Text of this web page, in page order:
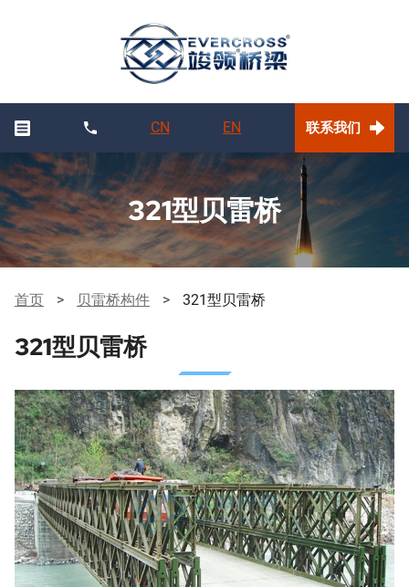
CN EN 联系我们
321型贝雷桥
首页 > 贝雷桥构件 > 321型贝雷桥
321型贝雷桥